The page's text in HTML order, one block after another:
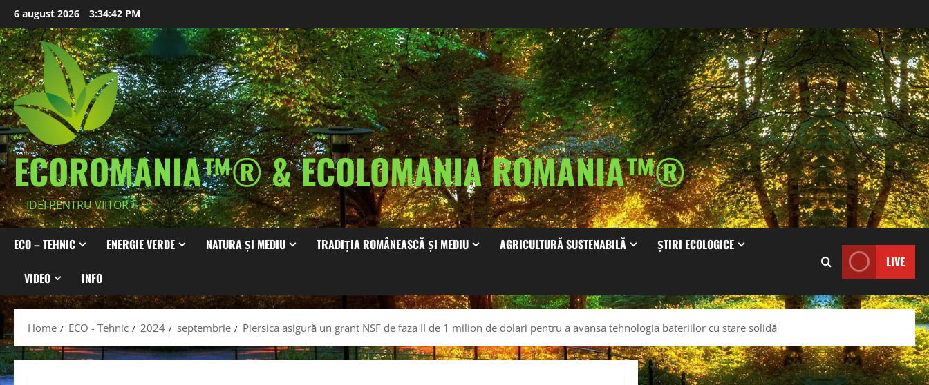
Skip
to
content
6 august 2026 3:34:44 PM
ECOROMANIA™® & ECOLOMANIA ROMANIA™®
-= IDEI PENTRU VIITOR =-
ECO – TEHNIC ENERGIE VERDE NATURA ȘI MEDIU TRADIȚIA ROMÂNEASCĂ ȘI MEDIU AGRICULTURĂ SUSTENABILĂ ȘTIRI ECOLOGICE
VIDEO INFO
LIVE
Home ECO - Tehnic 2024 septembrie Piersica asigură un grant NSF de faza II de 1 milion de dolari pentru a avansa tehnologia bateriilor cu stare solidă